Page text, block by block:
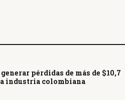
pérdidas de más de $10,7
industria colombiana